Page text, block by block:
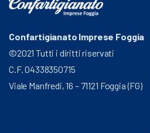
Confartigianato Imprese Foggia
©2021 Tutti i diritti riservati
C.F. 04338350715
Viale Manfredi, 16 – 71121 Foggia (FG)